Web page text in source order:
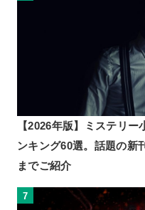
【2026年版】ミステリー
ンキング60選。話題の新
までご紹介
7